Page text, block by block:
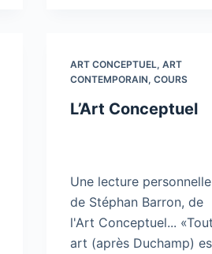
ART CONCEPTUEL,ART
CONTEMPORAIN,COURS
L’Art Conceptuel
Une lecture personnelle
de Stéphan Barron, de
l'Art Conceptuel... «Tout
art (après Duchamp)